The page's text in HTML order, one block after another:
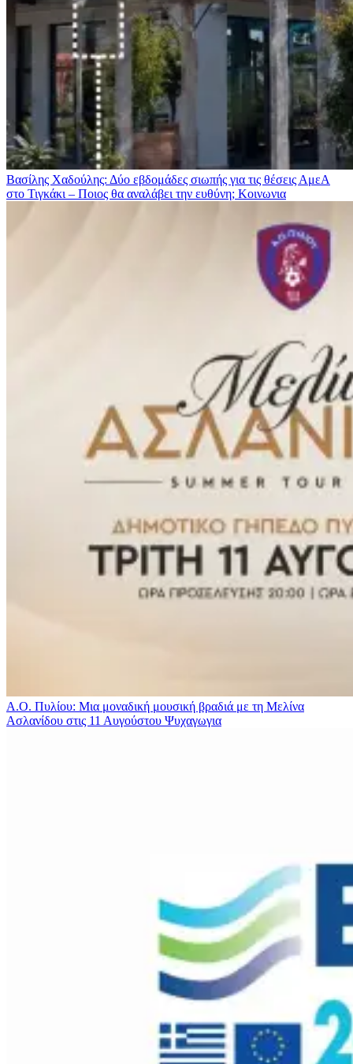
Βασίλης Χαδούλης: Δύο εβδομάδες σιωπής για τις θέσεις ΑμεΑ
στο Τιγκάκι – Ποιος θα αναλάβει την ευθύνη; Κοινωνια
Α.Ο. Πυλίου: Μια μοναδική μουσική βραδιά με τη Μελίνα
Ασλανίδου στις 11 Αυγούστου Ψυχαγωγια